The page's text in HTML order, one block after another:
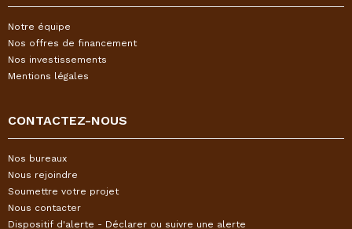
Notre équipe
Nos offres de financement
Nos investissements
Mentions légales
CONTACTEZ-NOUS
Nos bureaux
Nous rejoindre
Soumettre votre projet
Nous contacter
Dispositif d'alerte - Déclarer ou suivre une alerte